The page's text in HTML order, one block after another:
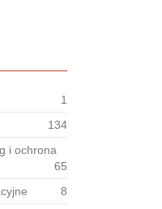
1
134
i ochrona
65
8